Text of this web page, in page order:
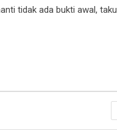
tidak ada bukti awal,